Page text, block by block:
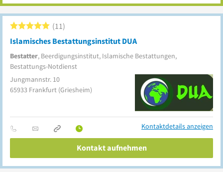
Islamisches Bestattungsinstitut DUA
Bestatter, Beerdigungsinstitut, Islamische Bestattungen,
Bestattungs-Notdienst
11
Jungmannstr. 10
65933 Frankfurt (Griesheim)
Kontaktdetails anzeigen
Kontakt aufnehmen